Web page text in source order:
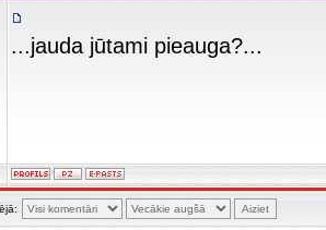
...jauda jūtami pieauga?...